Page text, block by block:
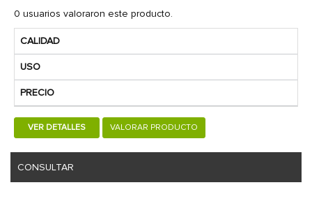
0 usuarios valoraron este producto.
CALIDAD
USO
PRECIO
VER DETALLES VALORAR PRODUCTO
CONSULTAR